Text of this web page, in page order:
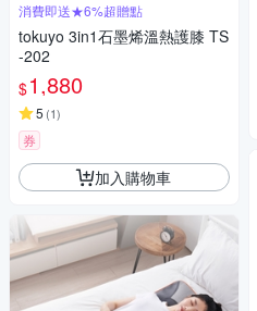
消費即送★6%超贈點
tokuyo 3in1石墨烯溫熱護膝 TS
-202
$1,880
5 (1)
券
加入購物車